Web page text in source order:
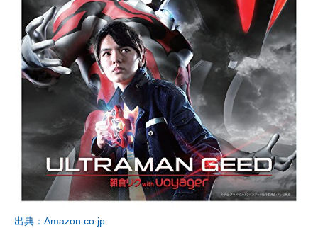
出典：Amazon.co.jp